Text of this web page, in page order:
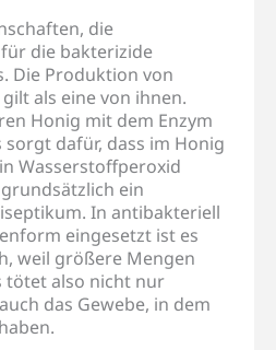
die
die bakterizide
Die Produktion von
als eine von ihnen.
Honig mit dem Enzym
sorgt dafür, dass im Honig
Wasserstoffperoxid
ein
In antibakteriell
eingesetzt ist es
weil größere Mengen
tötet also nicht nur
das Gewebe, in dem